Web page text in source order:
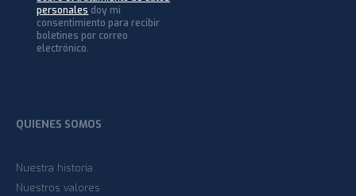
personales doy mi
consentimiento para recibir
boletines por correo
electrónico.
QUIENES SOMOS
Nuestra historia
Nuestros valores